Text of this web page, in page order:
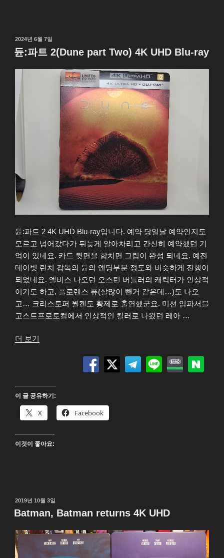
작
성
일
2024년 6월 7일
듄:파트 2(Dune part Two) 4K UHD Blu-ray
듄:파트 2 4K UHD Blu-ray입니다. 예약 당일날 예약인지도
모르고 넘어갔다가 뒤늦게 알아차리고 간신히 예약했던 기
억이 있네요. 카드 뒷면을 합치면 그림이 완성 되네요. 예전
데이빗 린치 감독의 듄의 엔딩부분 정도와 비슷하게 진행이
되었네요. 엘비스 나오던 오스틴 버틀러의 캐릭터가 인상적
이기도 하고, 플로렌스 퓨(살많이 뺀거 같은데…)도 나오
고… 크리스토퍼 월켄도 황제로 출연했군요. 미션 임파서블
고스트프로토컬에서 인상적인 킬러로 나왔던 레아 …
더 보기
part
Two)
4K
UHD
Blu-
ray”
이 글 공유하기:
X Facebook
이것이 좋아요:
작
성
일
2019년 10월 3일
Batman, Batman returns 4K UHD